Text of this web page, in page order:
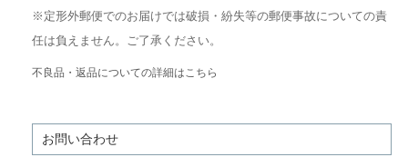
※定形外郵便でのお届けでは破損・紛失等の郵便事故についての責
任は負えません。ご了承ください。
不良品・返品についての詳細はこちら
お問い合わせ